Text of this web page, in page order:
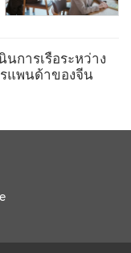
การเรือระหว่าง
แพนด้าของจีน